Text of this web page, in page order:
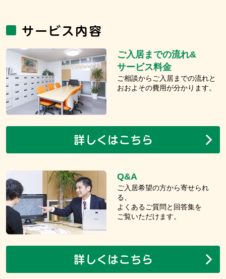
ご入居までの流れ&
サービス料金
ご相談からご入居までの流れと
おおよその費用が分かります。
Q&A
ご入居希望の方から寄せられ
る、
よくあるご質問と回答集を
ご覧いただけます。